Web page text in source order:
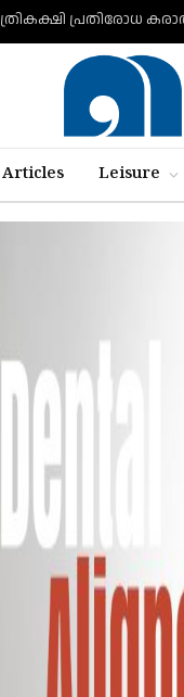
ത്രികക്ഷി പ്രതിരോധ
Articles Leisure